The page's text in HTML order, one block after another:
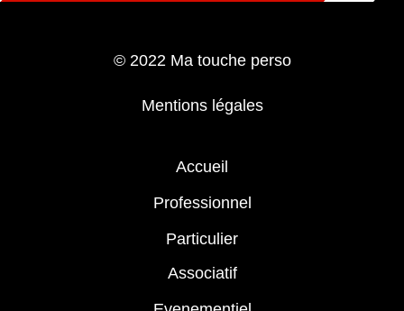
© 2022 Ma touche perso
Mentions légales
Accueil
Professionnel
Particulier
Associatif